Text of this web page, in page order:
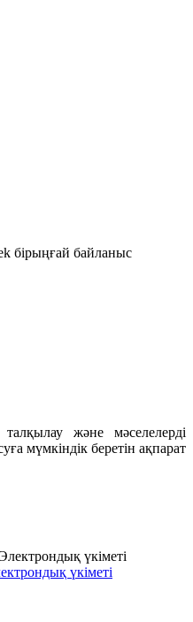
бірыңғай байланыс
және мәселелерді
мүмкіндік беретін ақпарат
үкіметі